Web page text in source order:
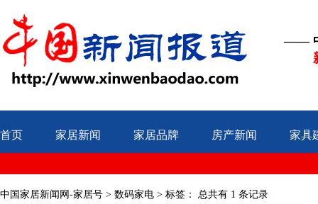
——
首页 家居新闻 家居品牌 房产新闻 家具
中国家居新闻网-家居号 > 数码家电 > 标签： 总共有 1 条记录